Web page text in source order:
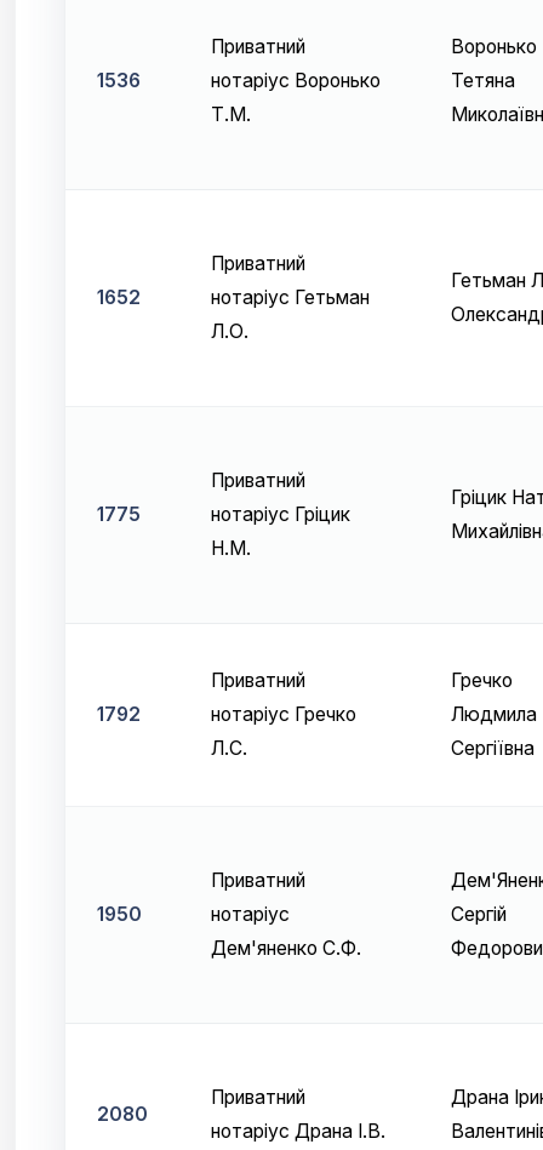
1536
Приватний
нотаріус Воронько
Т.М.
Воронько
Тетяна
1652
Приватний
нотаріус Гетьман
Л.О.
Гетьман
1775
Приватний
нотаріус Гріцик
Н.М.
Гріцик
1792
Приватний
нотаріус Гречко
Л.С.
Гречко
Людмила
Сергіївна
1950
Приватний
нотаріус
Дем'яненко С.Ф.
Сергій
2080
Приватний
нотаріус Драна І.В.
Драна